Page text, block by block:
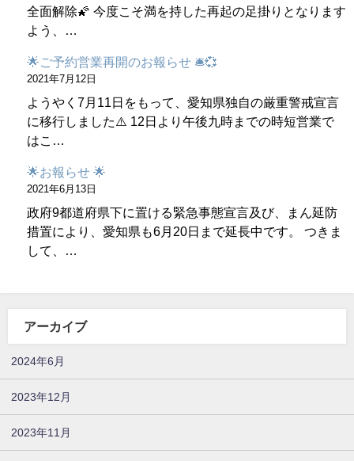
全面解除🌠 今度こそ満を持した再起の足掛りとなります
よう、…
🌟ご予約営業再開のお報らせ 🛎💞
2021年7月12日
ようやく7月11日をもって、愛知県独自の厳重警戒宣言
に移行しました⚠️ 12日より午後九時までの時短営業で
はこ…
🌟お報らせ 🌟
2021年6月13日
政府9都道府県下に置ける緊急事態宣言及び、まん延防
措置により、愛知県も6月20日まで延長中です。 つきま
して、…
アーカイブ
2024年6月
2023年12月
2023年11月